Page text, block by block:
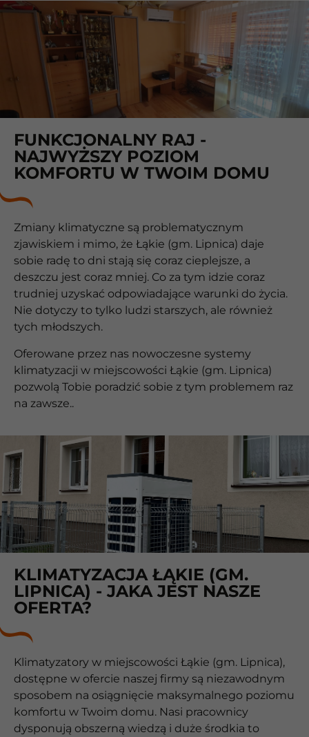
FUNKCJONALNY RAJ -
NAJWYŻSZY POZIOM
KOMFORTU W TWOIM DOMU
Zmiany klimatyczne są problematycznym
zjawiskiem i mimo, że Łąkie (gm. Lipnica) daje
sobie radę to dni stają się coraz cieplejsze, a
deszczu jest coraz mniej. Co za tym idzie coraz
trudniej uzyskać odpowiadające warunki do życia.
Nie dotyczy to tylko ludzi starszych, ale również
tych młodszych.
Oferowane przez nas nowoczesne systemy
klimatyzacji w miejscowości Łąkie (gm. Lipnica)
pozwolą Tobie poradzić sobie z tym problemem raz
na zawsze..
KLIMATYZACJA ŁĄKIE (GM.
LIPNICA) - JAKA JEST NASZE
OFERTA?
Klimatyzatory w miejscowości Łąkie (gm. Lipnica),
dostępne w ofercie naszej firmy są niezawodnym
sposobem na osiągnięcie maksymalnego poziomu
komfortu w Twoim domu. Nasi pracownicy
dysponują obszerną wiedzą i duże środkia to